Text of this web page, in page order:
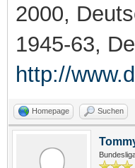
2000,
1945-63,
http://
Homepage Suchen